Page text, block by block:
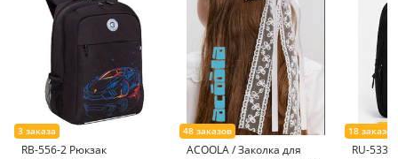
RB-556-2 Рюкзак
ACOOLA / Заколка для
RU-533-